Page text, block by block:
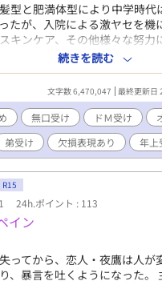
型と肥満体型により中学時代
たが、入院による激ヤセを機
キンケア、その他様々な努力
そこの自尊心を手に入れた！
ゲーを参考に、長身と美顔を
達を次々と攻略していく。 無
ビッチ系の女装男子、堅物メ
イドル、筋肉系の先輩、ワン
った元いじめっ子、耽美な生
の芸術家とその兄達、おかっ
少年、寂しがりな近所の小学
いひねくれ留年男子……選り
ひっくり返す裏の顔が！？
メッセージアプリのやり取り
《》は主人公に聞き取り理解
総攻め。主人公は普通に浮気
さめ＆オタク色濃いめ。 ※受
※登場人物のほとんどは貞操
続きを読む
文字数 6,470,047 最終更新日
無口受け ドＭ受け
弟受け 欠損表現あり 年上
R15
24h.ポイント : 113
イン
ってから、恋人・夜鷹は人が
、暴言を吐くようになった。